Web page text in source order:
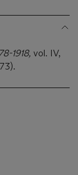
1918, vol. IV,